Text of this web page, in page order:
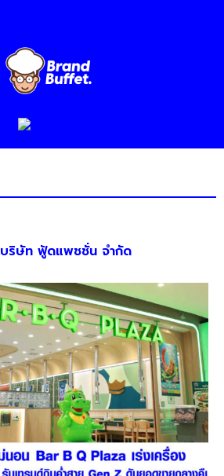
บริษัท ฟู้ดแพชชั่น จำกัด